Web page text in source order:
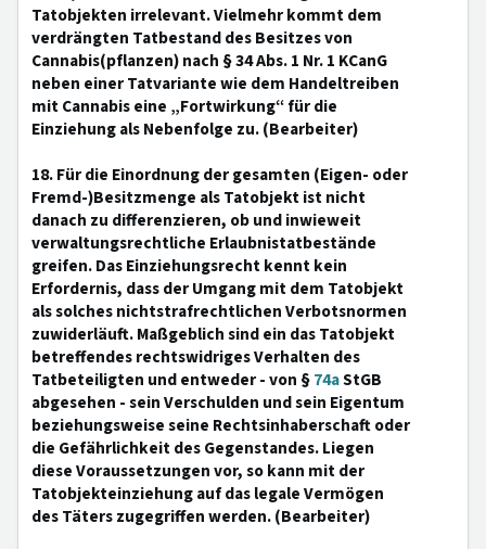
Tatobjekten irrelevant. Vielmehr kommt dem
verdrängten Tatbestand des Besitzes von
Cannabis(pflanzen) nach § 34 Abs. 1 Nr. 1 KCanG
neben einer Tatvariante wie dem Handeltreiben
mit Cannabis eine „Fortwirkung“ für die
Einziehung als Nebenfolge zu. (Bearbeiter)
18. Für die Einordnung der gesamten (Eigen- oder
Fremd-)Besitzmenge als Tatobjekt ist nicht
danach zu differenzieren, ob und inwieweit
verwaltungsrechtliche Erlaubnistatbestände
greifen. Das Einziehungsrecht kennt kein
Erfordernis, dass der Umgang mit dem Tatobjekt
als solches nichtstrafrechtlichen Verbotsnormen
zuwiderläuft. Maßgeblich sind ein das Tatobjekt
betreffendes rechtswidriges Verhalten des
Tatbeteiligten und entweder - von §74aStGB
abgesehen - sein Verschulden und sein Eigentum
beziehungsweise seine Rechtsinhaberschaft oder
die Gefährlichkeit des Gegenstandes. Liegen
diese Voraussetzungen vor, so kann mit der
Tatobjekteinziehung auf das legale Vermögen
des Täters zugegriffen werden. (Bearbeiter)